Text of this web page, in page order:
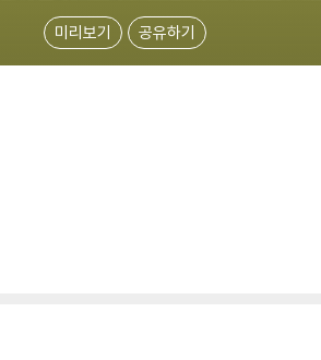
미리보기 공유하기